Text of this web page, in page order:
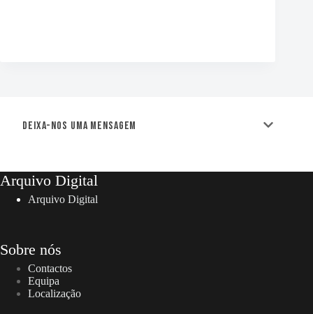
Deixa-nos uma mensagem
Arquivo Digital
Arquivo Digital
Sobre nós
Contactos
Equipa
Localização